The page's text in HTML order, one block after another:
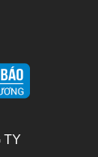
TY